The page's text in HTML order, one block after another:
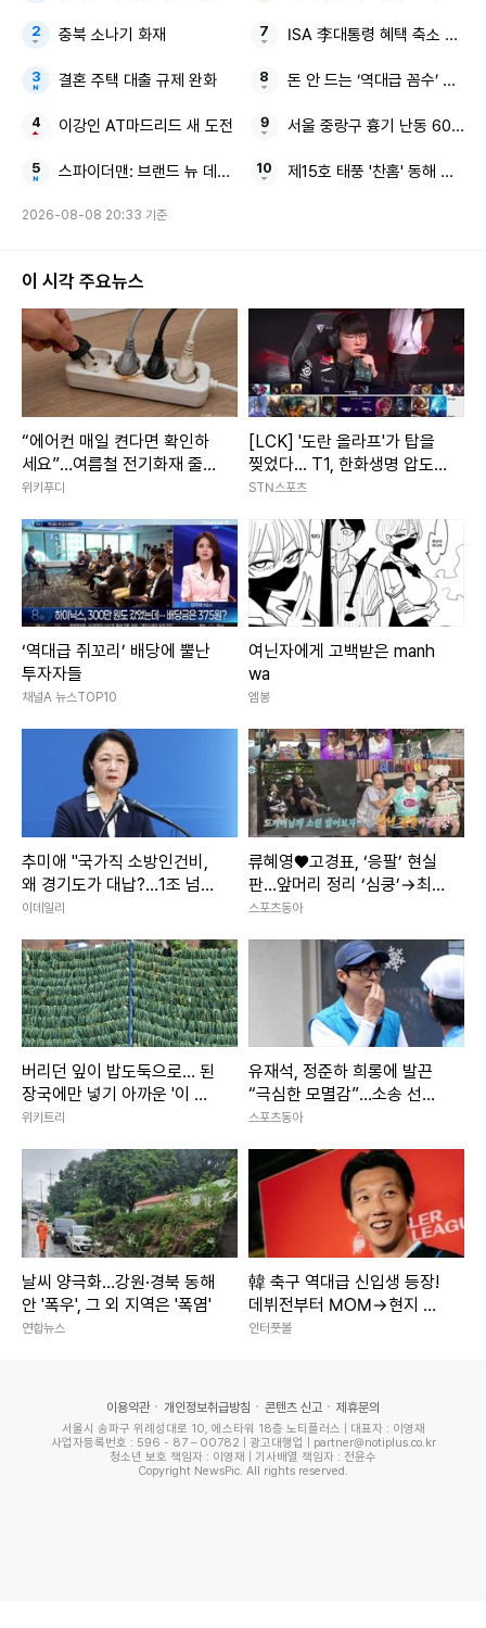
어색한 기류를 타파하려 장우혁은 앞서 타로점을 봤던 일을 언
타로점을 봤다. 그때 다해 선생님의 카드가 너무 좋게 나왔다.
그래서 녹화 중, 갑자기 (소개팅 주선) 전화를 건 거다. 촬영장
라고 당시 분위기를 설명한다. 이어 장우혁은 “우리가 그렇게
운명적으로 만난 것!”이라고 ‘운명설’을 강조한다.
그러면서 그는 “혹시 이상형이 어떻게 되시냐?”고 묻는데, 소
개팅 여성의 답변을 들은 그는 “깜짝 놀랐다. 그게 바로 저
다!”라며 자신만만한 반응을 보인다. 과연 소개팅 여성의 이상
형이 장우혁의 어떤 점과 부합하는 것인지 궁금증이 커지는 가
자리를 제안한다.
소개팅 여성이 “좋다”는 반응을 보이자, 장우혁은 자신의 단골
주점으로 가서 푸짐한 요리를 주문한다. 핑크빛 기류 속, 장우
혁은 조심스레 상대에게 “연락처를 물어봐도 될지…”라고 애
프터 신청을 한다. 과연 소개팅 상대가 장우혁에게 자신의 연
락처를 줄지, 두 사람의 설레는 소개팅 현장은 30일(오늘) 밤
9시 30분 방송하는 채널A ‘신랑수업’ 174회에서 확인할 수 있
iMBC연예 김혜영 | 사진출처 채널A
※ 이 콘텐츠는 저작권법에 의하여 보호를 받는바, 무단 전재
복제, 배포 등을 금합니다.
본 콘텐츠는뉴스픽 파트너스에서 공유된 콘텐츠입니다.
충북 소나기 화재
결혼 주택 대출 규제 완화
이강인 AT마드리드 새 도전
스파이더맨: 브랜드 뉴 데이 500만 돌파 올해 최단 기록
ISA 李대통령 혜택 축소 논란
돈 안 드는 ‘역대급 꼼수’ 비닐
서울 중랑구 흉기 난동 60대
제15호 태풍 '찬홈' 동해 우리나
2026-08-08 20:33 기준
이 시각 주요뉴스
“에어컨 매일 켠다면 확인하
세요”…여름철 전기화재 줄이
는 점검법
위키푸디
[LCK] '도란 올라프'가 탑을
찢었다... T1, 한화생명 압도
하고 1세트 선취
STN스포츠
‘역대급 쥐꼬리’ 배당에 뿔난
투자자들
채널A 뉴스TOP10
여닌자에게 고백받은 manh
wa
엠봉
추미애 "국가직 소방인건비,
왜 경기도가 대납?…1조 넘
어"
이데일리
류혜영♥고경표, ‘응팔’ 현실
판…앞머리 정리 ‘심쿵’→최고
7.8% (나혼산)
스포츠동아
버리던 잎이 밥도둑으로… 된
장국에만 넣기 아까운 '이 나
물'
위키트리
유재석, 정준하 희롱에 발끈
“극심한 모멸감”…소송 선언
(놀뭐)
스포츠동아
날씨 양극화…강원·경북 동해
안 '폭우', 그 외 지역은 '폭염'
연합뉴스
韓 축구 역대급 신입생 등장!
데뷔전부터 MOM→현지 호
평 일색…“승리만큼이나 가장
인터풋볼
이용약관 개인정보취급방침 콘텐츠 신고 제휴문의
서울시 송파구 위례성대로 10, 에스타워 18층 노티플러스 | 대표자 : 이영재
사업자등록번호 : 596 - 87 – 00782 | 광고대행업 | partner@notiplus.co.kr
청소년 보호 책임자 : 이영재 | 기사배열 책임자 : 전윤수
Copyright NewsPic. All rights reserved.